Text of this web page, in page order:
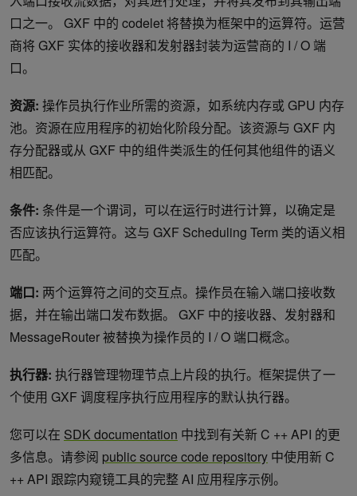
口之一。 GXF 中的 codelet 将替换为框架中的运算符。运营
商将 GXF 实体的接收器和发射器封装为运营商的 I / O 端
口。
资源: 操作员执行作业所需的资源，如系统内存或 GPU 内存
池。资源在应用程序的初始化阶段分配。该资源与 GXF 内
存分配器或从 GXF 中的组件类派生的任何其他组件的语义
相匹配。
条件: 条件是一个谓词，可以在运行时进行计算，以确定是
否应该执行运算符。这与 GXF Scheduling Term 类的语义相
匹配。
端口: 两个运算符之间的交互点。操作员在输入端口接收数
据，并在输出端口发布数据。 GXF 中的接收器、发射器和
MessageRouter 被替换为操作员的 I / O 端口概念。
执行器: 执行器管理物理节点上片段的执行。框架提供了一
个使用 GXF 调度程序执行应用程序的默认执行器。
您可以在 SDK documentation 中找到有关新 C ++ API 的更
多信息。请参阅 public source code repository 中使用新 C
++ API 跟踪内窥镜工具的完整 AI 应用程序示例。